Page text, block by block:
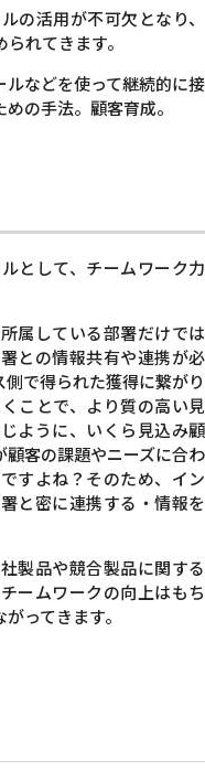
の活用が不可欠となり、
れてきます。
ルなどを使って継続的に接
の手法。顧客育成。
として、チームワーク力
属している部署だけでは
との情報共有や連携が必
で得られた獲得に繋がり
ことで、より質の高い見
ように、いくら見込み顧
客の課題やニーズに合わ
すよね？そのため、イン
と密に連携する・情報を
製品や競合製品に関する
ームワークの向上はもち
ってきます。